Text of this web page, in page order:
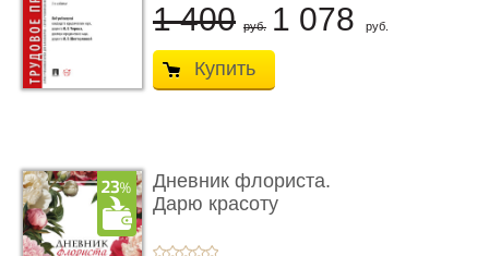
1 400 руб. 1 078 руб.
Купить
Дневник флориста.
Дарю красоту